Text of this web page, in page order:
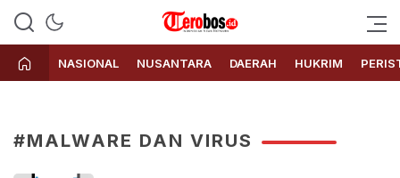
Terobos.id – Kabar terkini dari
Indonesia
Media siber yang menyajikan
berita terbaru dan kabar terkini
dari Indonesia untuk dunia
NASIONAL NUSANTARA DAERAH HUKRIM
#MALWARE DAN VIRUS